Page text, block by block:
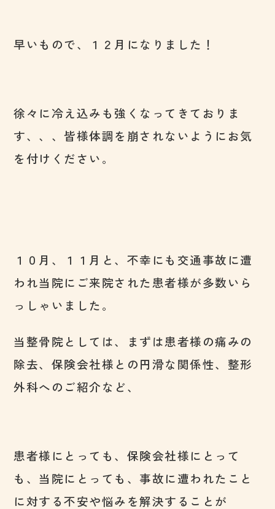
早いもので、１２月になりました！
徐々に冷え込みも強くなってきておりま
す、、、皆様体調を崩されないようにお気
を付けください。
１０月、１１月と、不幸にも交通事故に遭
われ当院にご来院された患者様が多数いら
っしゃいました。
当整骨院としては、まずは患者様の痛みの
除去、保険会社様との円滑な関係性、整形
外科へのご紹介など、
患者様にとっても、保険会社様にとって
も、当院にとっても、事故に遭われたこと
に対する不安や悩みを解決することが